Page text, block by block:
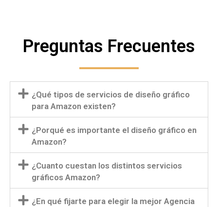
Preguntas Frecuentes
¿Qué tipos de servicios de diseño gráfico
para Amazon existen?
¿Porqué es importante el diseño gráfico en
Amazon?
¿Cuanto cuestan los distintos servicios
gráficos Amazon?
¿En qué fijarte para elegir la mejor Agencia